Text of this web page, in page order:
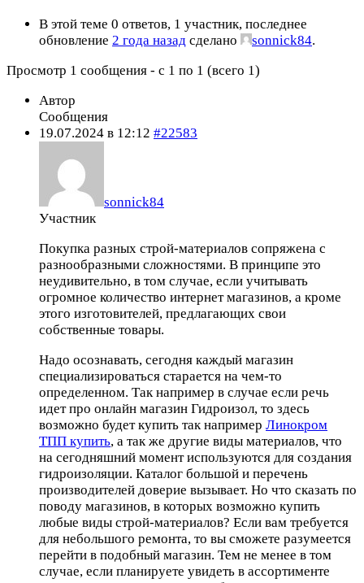
В этой теме 0 ответов, 1 участник, последнее
обновление 2 года назад сделано sonnick84.
Просмотр 1 сообщения - с 1 по 1 (всего 1)
Автор
Сообщения
19.07.2024 в 12:12 #22583
sonnick84
Участник
Покупка разных строй-материалов сопряжена с
разнообразными сложностями. В принципе это
неудивительно, в том случае, если учитывать
огромное количество интернет магазинов, а кроме
этого изготовителей, предлагающих свои
собственные товары.
Надо осознавать, сегодня каждый магазин
специализироваться старается на чем-то
определенном. Так например в случае если речь
идет про онлайн магазин Гидроизол, то здесь
возможно будет купить так например Линокром
ТПП купить, а так же другие виды материалов, что
на сегодняшний момент используются для создания
гидроизоляции. Каталог большой и перечень
производителей доверие вызывает. Но что сказать по
поводу магазинов, в которых возможно купить
любые виды строй-материалов? Если вам требуется
для небольшого ремонта, то вы сможете разумеется
перейти в подобный магазин. Тем не менее в том
случае, если планируете увидеть в ассортименте